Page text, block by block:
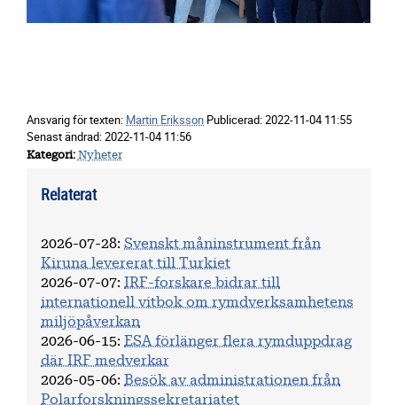
Ansvarig för texten: Martin Eriksson Publicerad:2022-11-04 11:55
Senast ändrad:2022-11-04 11:56
Kategori Nyheter
Relaterat
2026-07-28: Svenskt måninstrument från
Kiruna levererat till Turkiet
2026-07-07:
IRF-forskare bidrar till
internationell vitbok om rymdverksamhetens
miljöpåverkan
2026-06-15: ESA förlänger flera rymduppdrag
där IRF medverkar
2026-05-06: Besök av administrationen från
Polarforskningssekretariatet